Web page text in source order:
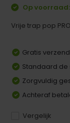
Op
Vrije trap pop
Gratis
Standaard de
Zorgvuldig
Achteraf
Vergelijk